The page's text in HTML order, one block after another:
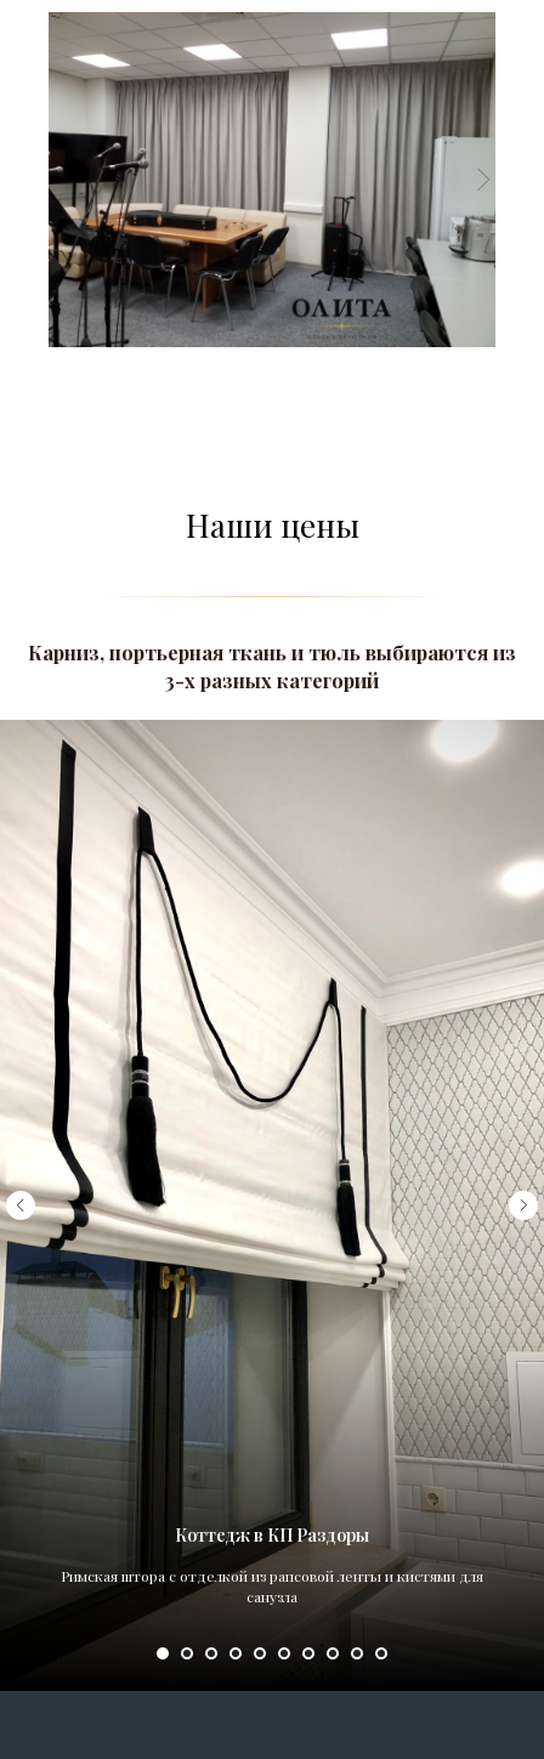
Наши цены
Карниз, портьерная ткань и тюль выбираются из
3-х разных категорий
Коттедж в КП Раздоры
Римская штора с отделкой из рапсовой ленты и кистями для
санузла